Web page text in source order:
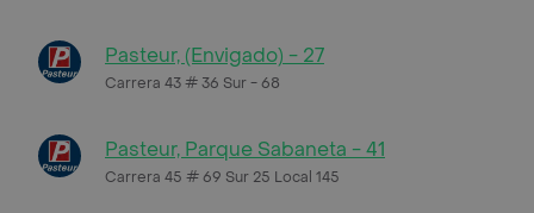
Pasteur, (Envigado) - 27
Carrera 43 # 36 Sur - 68
Pasteur, Parque Sabaneta - 41
Carrera 45 # 69 Sur 25 Local 145